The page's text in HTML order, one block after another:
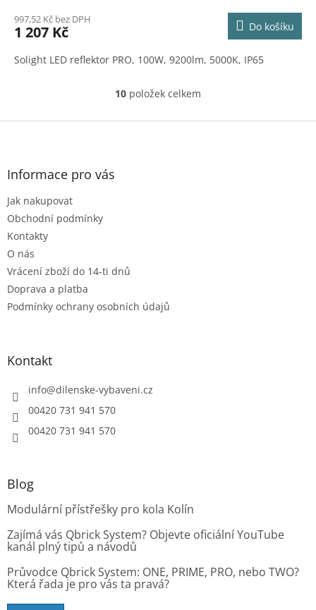
997,52 Kč bez DPH
1 207 Kč Do košíku
Solight LED reflektor PRO, 100W, 9200lm, 5000K, IP65
O
l
p
i
10 položek celkem
Z
Informace pro vás
Jak nakupovat
Obchodní podmínky
Kontakty
O nás
Vrácení zboží do 14-ti dnů
Doprava a platba
Podmínky ochrany osobních údajů
Kontakt
info@dilenske-vybaveni.cz
00420 731 941 570
00420 731 941 570
Blog
Modulární přístřešky pro kola Kolín
Zajímá vás Qbrick System? Objevte oficiální YouTube
kanál plný tipů a návodů
Průvodce Qbrick System: ONE, PRIME, PRO, nebo TWO?
Která řada je pro vás ta pravá?